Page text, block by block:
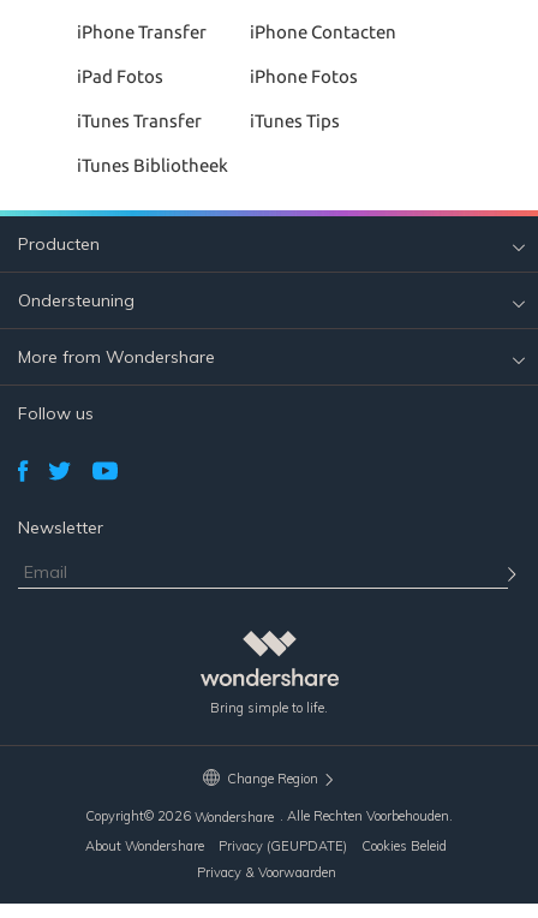
iPhone Transfer iPhone Contacten
iPad Fotos iPhone Fotos
iTunes Transfer iTunes Tips
iTunes Bibliotheek
Bring simple to life.
Producten
Ondersteuning
More from Wondershare
Follow us
Newsletter
Change Region
Copyright© 2026 Wondershare . Alle Rechten Voorbehouden.
About Wondershare
Privacy (GEUPDATE)
Cookies Beleid
Privacy & Voorwaarden